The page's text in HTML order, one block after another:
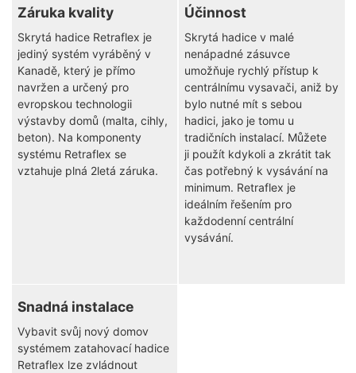
Záruka kvality
Skrytá hadice Retraflex je
jediný systém vyráběný v
Kanadě, který je přímo
navržen a určený pro
evropskou technologii
výstavby domů (malta, cihly,
beton). Na komponenty
systému Retraflex se
vztahuje plná 2letá záruka.
Účinnost
Skrytá hadice v malé
nenápadné zásuvce
umožňuje rychlý přístup k
centrálnímu vysavači, aniž by
bylo nutné mít s sebou
hadici, jako je tomu u
tradičních instalací. Můžete
ji použít kdykoli a zkrátit tak
čas potřebný k vysávání na
minimum. Retraflex je
ideálním řešením pro
každodenní centrální
vysávání.
Snadná instalace
Vybavit svůj nový domov
systémem zatahovací hadice
Retraflex lze zvládnout